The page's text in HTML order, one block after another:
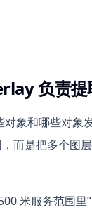
负责提
象和哪些对象
而是把多个图
米服务范围